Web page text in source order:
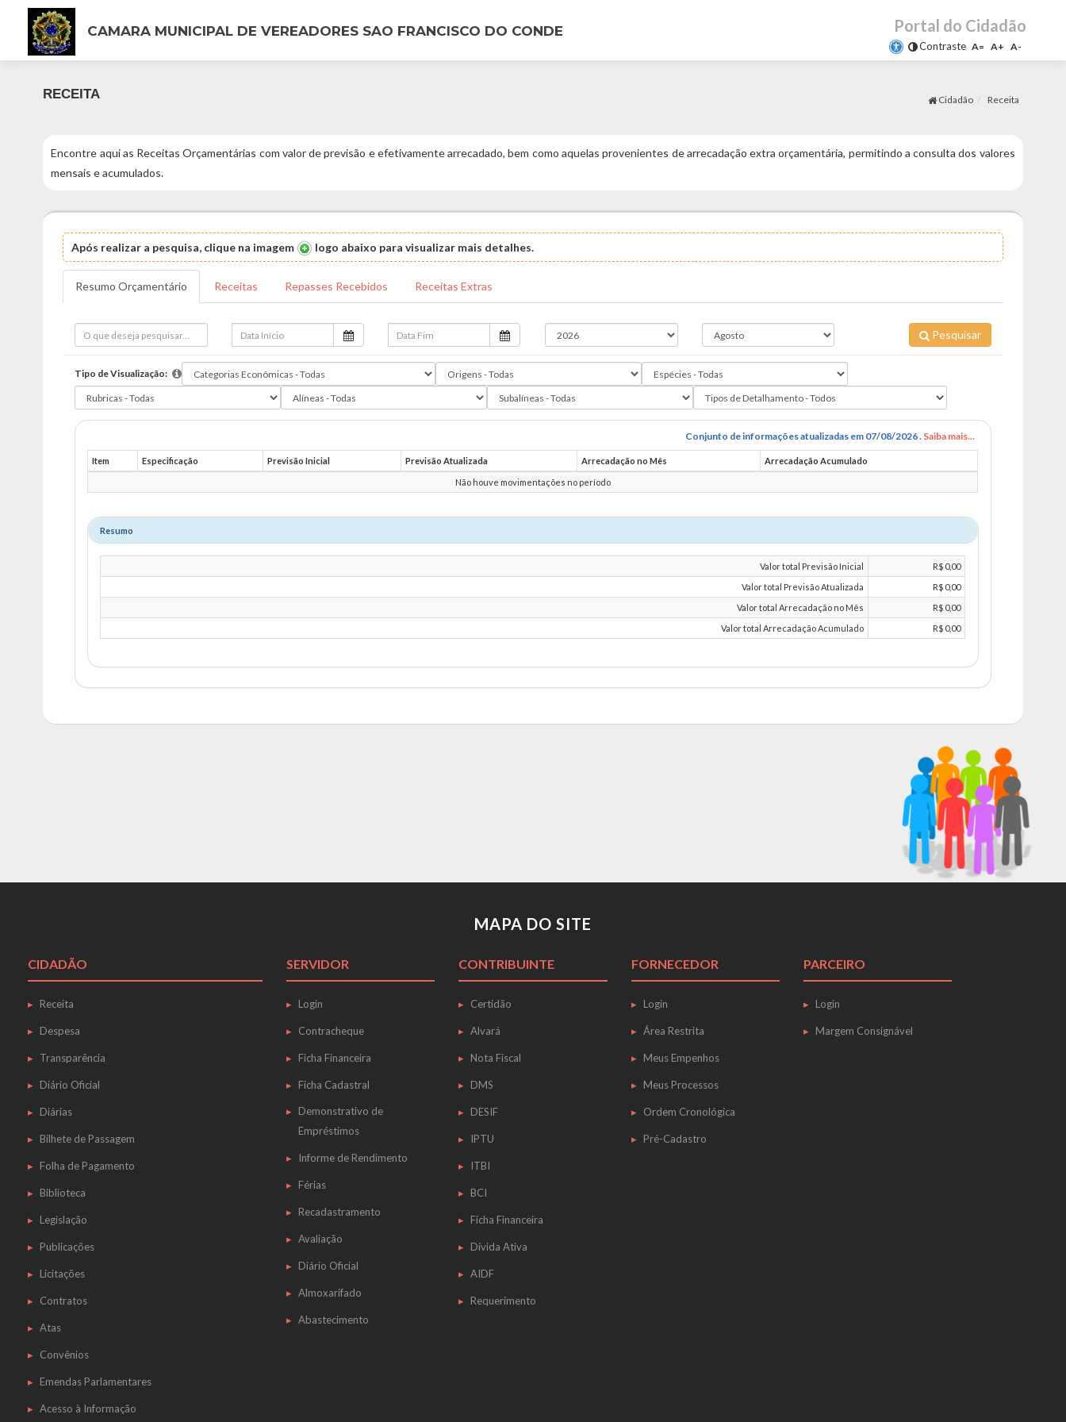
CAMARA MUNICIPAL DE VEREADORES SAO FRANCISCO DO CONDE Portal do Cidadão
Contraste A= A+ A-
Cidadão Receita
RECEITA
Encontre aqui as Receitas Orçamentárias com valor de previsão e efetivamente arrecadado, bem como aquelas provenientes de arrecadação extra orçamentária, permitindo a consulta dos valores
mensais e acumulados.
Após realizar a pesquisa, clique na imagem logo abaixo para visualizar mais detalhes.
Resumo Orçamentário Receitas Repasses Recebidos Receitas Extras
Pesquisar
Tipo de Visualização:
Conjunto de informações atualizadas em 07/08/2026 . Saiba mais...
Item Especificação Previsão Inicial Previsão Atualizada Arrecadação no Mês Arrecadação Acumulado
Não houve movimentações no período
Resumo
Valor total Previsão Inicial
R$ 0,00
Valor total Previsão Atualizada
R$ 0,00
Valor total Arrecadação no Mês
R$ 0,00
Valor total Arrecadação Acumulado
R$ 0,00
MAPA DO SITE
CIDADÃO
Receita
Despesa
Transparência
Diário Oficial
Diárias
Bilhete de Passagem
Folha de Pagamento
Biblioteca
Legislação
Publicações
Licitações
Contratos
Atas
Convênios
Emendas Parlamentares
Acesso à Informação
SERVIDOR
Login
Contracheque
Ficha Financeira
Ficha Cadastral
Demonstrativo de
Empréstimos
Informe de Rendimento
Férias
Recadastramento
Avaliação
Diário Oficial
Almoxarifado
Abastecimento
CONTRIBUINTE
Certidão
Alvará
Nota Fiscal
DMS
DESIF
IPTU
ITBI
BCI
Ficha Financeira
Dívida Ativa
AIDF
Requerimento
FORNECEDOR
Login
Área Restrita
Meus Empenhos
Meus Processos
Ordem Cronológica
Pré-Cadastro
PARCEIRO
Login
Margem Consignável